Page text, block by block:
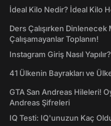
İdeal Kilo Nedir? İdeal Kilo
Ders Çalışırken
Çalışamayanlar Toplanın!
Instagram Giriş Nasıl
41 Ülkenin Bayrakları ve
GTA San Andreas Hileleri!
Andreas Şifreleri
IQ Testi: IQ'unuzun Kaç